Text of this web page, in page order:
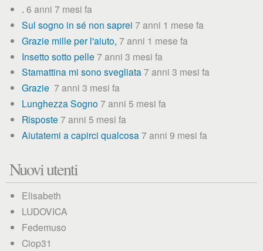
. 6 anni 7 mesi fa
Sul sogno in sé non saprei 7 anni 1 mese fa
Grazie mille per l'aiuto, 7 anni 1 mese fa
Insetto sotto pelle 7 anni 3 mesi fa
Stamattina mi sono svegliata7 anni 3 mesi fa
Grazie 7 anni 3 mesi fa
Lunghezza Sogno 7 anni 5 mesi fa
Risposte 7 anni 5 mesi fa
Aiutatemi a capirci qualcosa7 anni 9 mesi fa
Nuovi utenti
Elisabeth
LUDOVICA
Fedemuso
Ciop31